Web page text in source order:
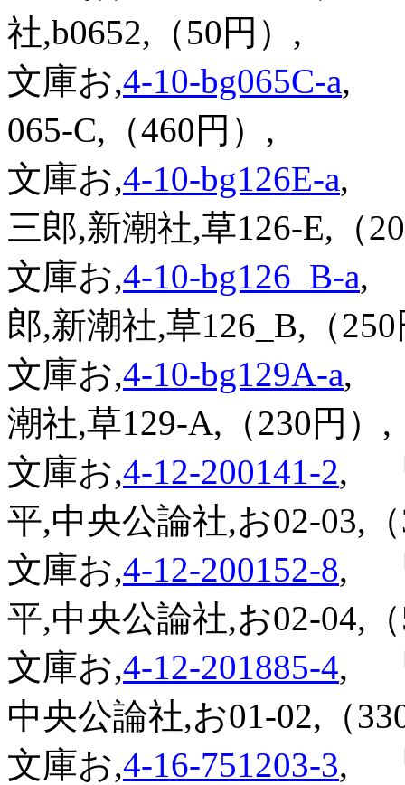
社,b0652,（50円）,
文庫お,4-10-bg065C-a,
065-C,（460円）,
文庫お,4-10-bg126E-a,
三郎,新潮社,草126-E,（
文庫お,4-10-bg126_B-a,
郎,新潮社,草126_B,（
文庫お,4-10-bg129A-a,
潮社,草129-A,（230円）,
文庫お,4-12-200141-2,
平,中央公論社,お02-03,
文庫お,4-12-200152-8,
平,中央公論社,お02-04,
文庫お,4-12-201885-4,
中央公論社,お01-02,（
文庫お,4-16-751203-3,